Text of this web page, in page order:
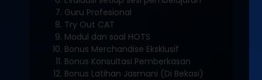
Guru Profesional
Try Out CAT
Modul dan soal HOTS
Bonus Merchandise Eksklusif
Bonus Konsultasi Pemberkasan
Bonus Latihan Jasmani (Di Bekasi)